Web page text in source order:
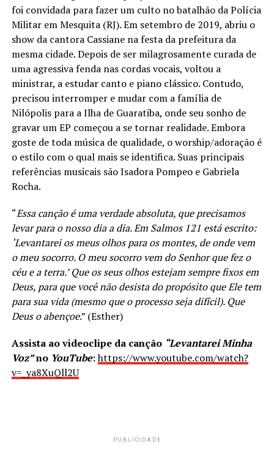
foi convidada para fazer um culto no batalhão da Polícia
Militar em Mesquita (RJ). Em setembro de 2019, abriu o
show da cantora Cassiane na festa da prefeitura da
mesma cidade. Depois de ser milagrosamente curada de
uma agressiva fenda nas cordas vocais, voltou a
ministrar, a estudar canto e piano clássico. Contudo,
precisou interromper e mudar com a família de
Nilópolis para a Ilha de Guaratiba, onde seu sonho de
gravar um EP começou a se tornar realidade. Embora
goste de toda música de qualidade, o worship/adoração é
o estilo com o qual mais se identifica. Suas principais
referências musicais são Isadora Pompeo e Gabriela
Rocha.
“Essa canção é uma verdade absoluta, que precisamos
levar para o nosso dia a dia. Em Salmos 121 está escrito:
‘Levantarei os meus olhos para os montes, de onde vem
o meu socorro. O meu socorro vem do Senhor que fez o
céu e a terra.’ Que os seus olhos estejam sempre fixos em
Deus, para que você não desista do propósito que Ele tem
para sua vida (mesmo que o processo seja difícil). Que
Deus o abençoe.” (Esther)
Assista ao videoclipe da canção “Levantarei Minha
Voz”no YouTube:https://www.youtube.com/watch?
v=_ya8XuQll2U
PUBLICIDADE